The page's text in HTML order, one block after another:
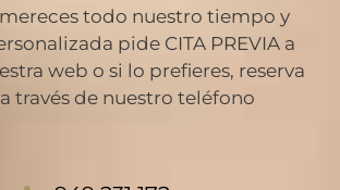
todo nuestro tiempo y
pide CITA PREVIA a
web o si lo prefieres, reserva
través de nuestro teléfono